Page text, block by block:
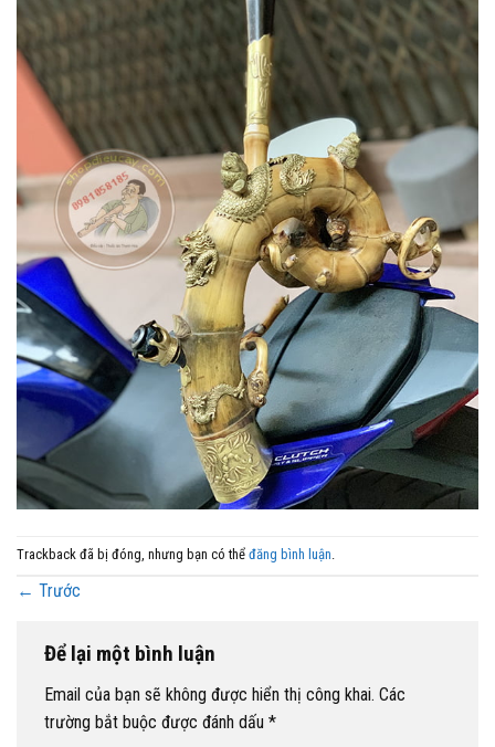
Trackback đã bị đóng, nhưng bạn có thể đăng bình luận.
← Trước
Để lại một bình luận
Email của bạn sẽ không được hiển thị công khai. Các
trường bắt buộc được đánh dấu *